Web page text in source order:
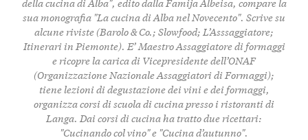
sua monografia "La cucina di Alba nel Novecento". Scrive su
alcune riviste (Barolo & Co.; Slowfood; L’Asssaggiatore;
Itinerari in Piemonte). E’ Maestro Assaggiatore di formaggi
e ricopre la carica di Vicepresidente dell’ONAF
(Organizzazione Nazionale Assaggiatori di Formaggi);
tiene lezioni di degustazione dei vini e dei formaggi,
organizza corsi di scuola di cucina presso i ristoranti di
Langa. Dai corsi di cucina ha tratto due ricettari:
"Cucinando col vino" e "Cucina d’autunno".